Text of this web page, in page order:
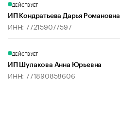
ДЕЙСТВУЕТ
ИП Кондратьева Дарья Романовна
ИНН: 772159077597
ДЕЙСТВУЕТ
ИП Шулакова Анна Юрьевна
ИНН: 771890858606